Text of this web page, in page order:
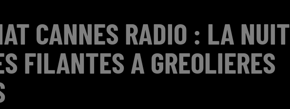
CANNES RADIO : LA NUIT
FILANTES A GREOLIERES